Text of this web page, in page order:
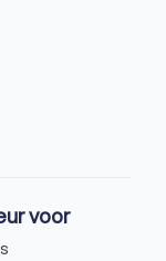
voor